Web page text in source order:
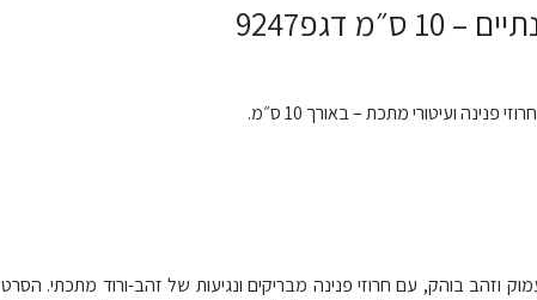
דגפ9247
ועיטורי מתכת – באורך 10 ס״מ.
וזהב בוהק, עם חרוזי פנינה מבריקים ונגיעות של זהב-ורוד מתכתי. הסרט